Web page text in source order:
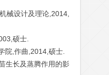
械设计及理论,2014,
硕士.
院,作曲,2014,硕士.
生长及蒸腾作用的影